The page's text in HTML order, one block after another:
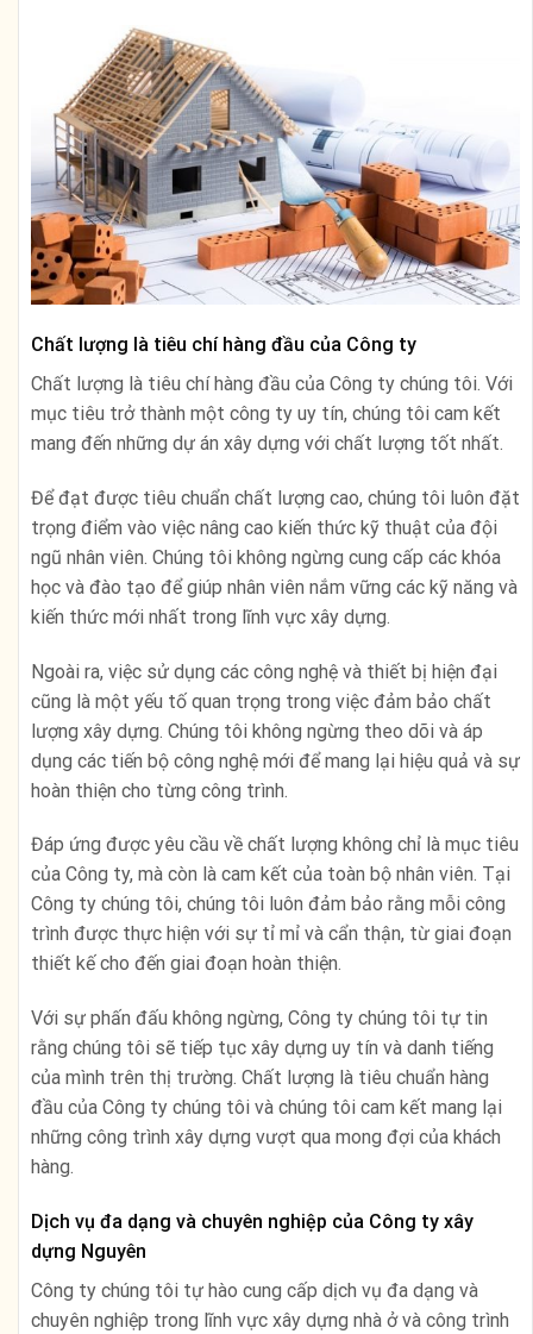
Chất lượng là tiêu chí hàng đầu của Công ty
Chất lượng là tiêu chí hàng đầu của Công ty chúng tôi. Với
mục tiêu trở thành một công ty uy tín, chúng tôi cam kết
mang đến những dự án xây dựng với chất lượng tốt nhất.
Để đạt được tiêu chuẩn chất lượng cao, chúng tôi luôn đặt
trọng điểm vào việc nâng cao kiến thức kỹ thuật của đội
ngũ nhân viên. Chúng tôi không ngừng cung cấp các khóa
học và đào tạo để giúp nhân viên nắm vững các kỹ năng và
kiến thức mới nhất trong lĩnh vực xây dựng.
Ngoài ra, việc sử dụng các công nghệ và thiết bị hiện đại
cũng là một yếu tố quan trọng trong việc đảm bảo chất
lượng xây dựng. Chúng tôi không ngừng theo dõi và áp
dụng các tiến bộ công nghệ mới để mang lại hiệu quả và sự
hoàn thiện cho từng công trình.
Đáp ứng được yêu cầu về chất lượng không chỉ là mục tiêu
của Công ty, mà còn là cam kết của toàn bộ nhân viên. Tại
Công ty chúng tôi, chúng tôi luôn đảm bảo rằng mỗi công
trình được thực hiện với sự tỉ mỉ và cẩn thận, từ giai đoạn
thiết kế cho đến giai đoạn hoàn thiện.
Với sự phấn đấu không ngừng, Công ty chúng tôi tự tin
rằng chúng tôi sẽ tiếp tục xây dựng uy tín và danh tiếng
của mình trên thị trường. Chất lượng là tiêu chuẩn hàng
đầu của Công ty chúng tôi và chúng tôi cam kết mang lại
những công trình xây dựng vượt qua mong đợi của khách
hàng.
Dịch vụ đa dạng và chuyên nghiệp của Công ty xây
dựng Nguyên
Công ty chúng tôi tự hào cung cấp dịch vụ đa dạng và
chuyên nghiệp trong lĩnh vực xây dựng nhà ở và công trình